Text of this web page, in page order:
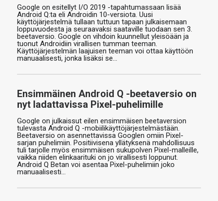
Google on esitellyt I/O 2019 -tapahtumassaan lisää
Android Q:ta eli Androidin 10-versiota. Uusi
käyttöjärjestelmä tullaan tuttuun tapaan julkaisemaan
loppuvuodesta ja seuraavaksi saataville tuodaan sen 3.
beetaversio. Google on vihdoin kuunnellut yleisöään ja
tuonut Androidiin virallisen tumman teeman.
Käyttöjärjestelmän laajuisen teeman voi ottaa käyttöön
manuaalisesti, jonka lisäksi se…
Ensimmäinen Android Q -beetaversio on
nyt ladattavissa Pixel-puhelimille
Google on julkaissut eilen ensimmäisen beetaversion
tulevasta Android Q -mobiilikäyttöjärjestelmästään.
Beetaversio on asennettavissa Googlen omiin Pixel-
sarjan puhelimiin. Positiivisena yllätyksenä mahdollisuus
tuli tarjolle myös ensimmäisen sukupolven Pixel-malleille,
vaikka niiden elinkaarituki on jo virallisesti loppunut.
Android Q Betan voi asentaa Pixel-puhelimiin joko
manuaalisesti…